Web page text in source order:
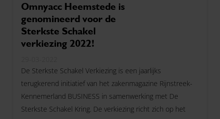
Omnyacc Heemstede is
genomineerd voor de
Sterkste Schakel
verkiezing 2022!
De Sterkste Schakel Verkiezing is een jaarlijks
terugkerend initiatief van het zakenmagazine Rijnstreek-
Kennemerland BUSINESS in samenwerking met De
Sterkste Schakel Kring. De verkiezing richt zich op het